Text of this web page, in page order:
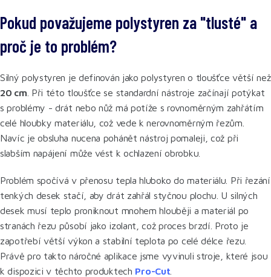
Pokud považujeme polystyren za "tlusté" a
proč je to problém?
Silný polystyren je definován jako polystyren o tloušťce větší než
20 cm . Při této tloušťce se standardní nástroje začínají potýkat
s problémy - drát nebo nůž má potíže s rovnoměrným zahřátím
celé hloubky materiálu, což vede k nerovnoměrným řezům.
Navíc je obsluha nucena pohánět nástroj pomaleji, což při
slabším napájení může vést k ochlazení obrobku.
Problém spočívá v přenosu tepla hluboko do materiálu. Při řezání
tenkých desek stačí, aby drát zahřál styčnou plochu. U silných
desek musí teplo proniknout mnohem hlouběji a materiál po
stranách řezu působí jako izolant, což proces brzdí. Proto je
zapotřebí větší výkon a stabilní teplota po celé délce řezu.
Právě pro takto náročné aplikace jsme vyvinuli stroje, které jsou
k dispozici v těchto produktech Pro-Cut